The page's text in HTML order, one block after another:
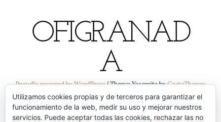
OFIGRANAD
A
Proudly powered by WordPress|Theme: Yosemite byGretaThemes
Utilizamos cookies propias y de terceros para garantizar el
funcionamiento de la web, medir su uso y mejorar nuestros
servicios. Puede aceptar todas las cookies, rechazar las no